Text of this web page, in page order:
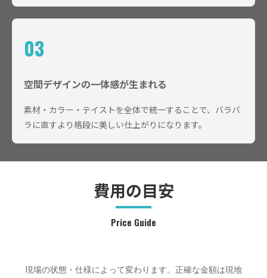
03
空間デザインの一体感が生まれる
素材・カラー・テイストを全体で統一することで、バラバ
ラに直すより格段に美しい仕上がりになります。
費用の目安
Price Guide
現場の状態・仕様によって変わります。正確な金額は現地